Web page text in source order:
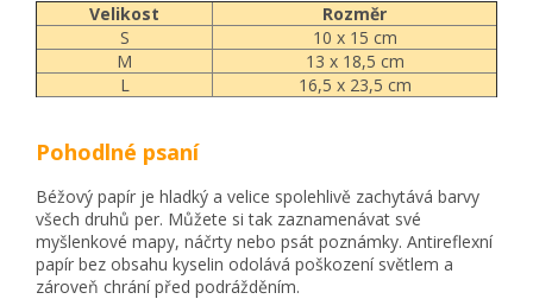
Velikost
Rozměr
S
10 x 15 cm
M
13 x 18,5 cm
L
16,5 x 23,5 cm
Pohodlné psaní
Béžový papír je hladký a velice spolehlivě zachytává barvy
všech druhů per. Můžete si tak zaznamenávat své
myšlenkové mapy, náčrty nebo psát poznámky. Antireflexní
papír bez obsahu kyselin odolává poškození světlem a
zároveň chrání před podrážděním.